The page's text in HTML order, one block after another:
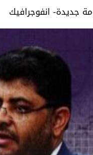
انفوجرافيك